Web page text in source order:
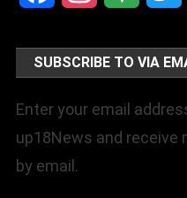
SUBSCRIBE TO VIA
Enter your email
up18News and
by email.